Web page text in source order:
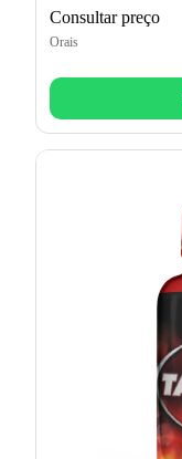
Consultar preço
Orais